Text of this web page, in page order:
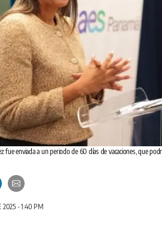
fue enviada a un periodo de 60 días de vacaciones, que
2025 - 1:40 PM